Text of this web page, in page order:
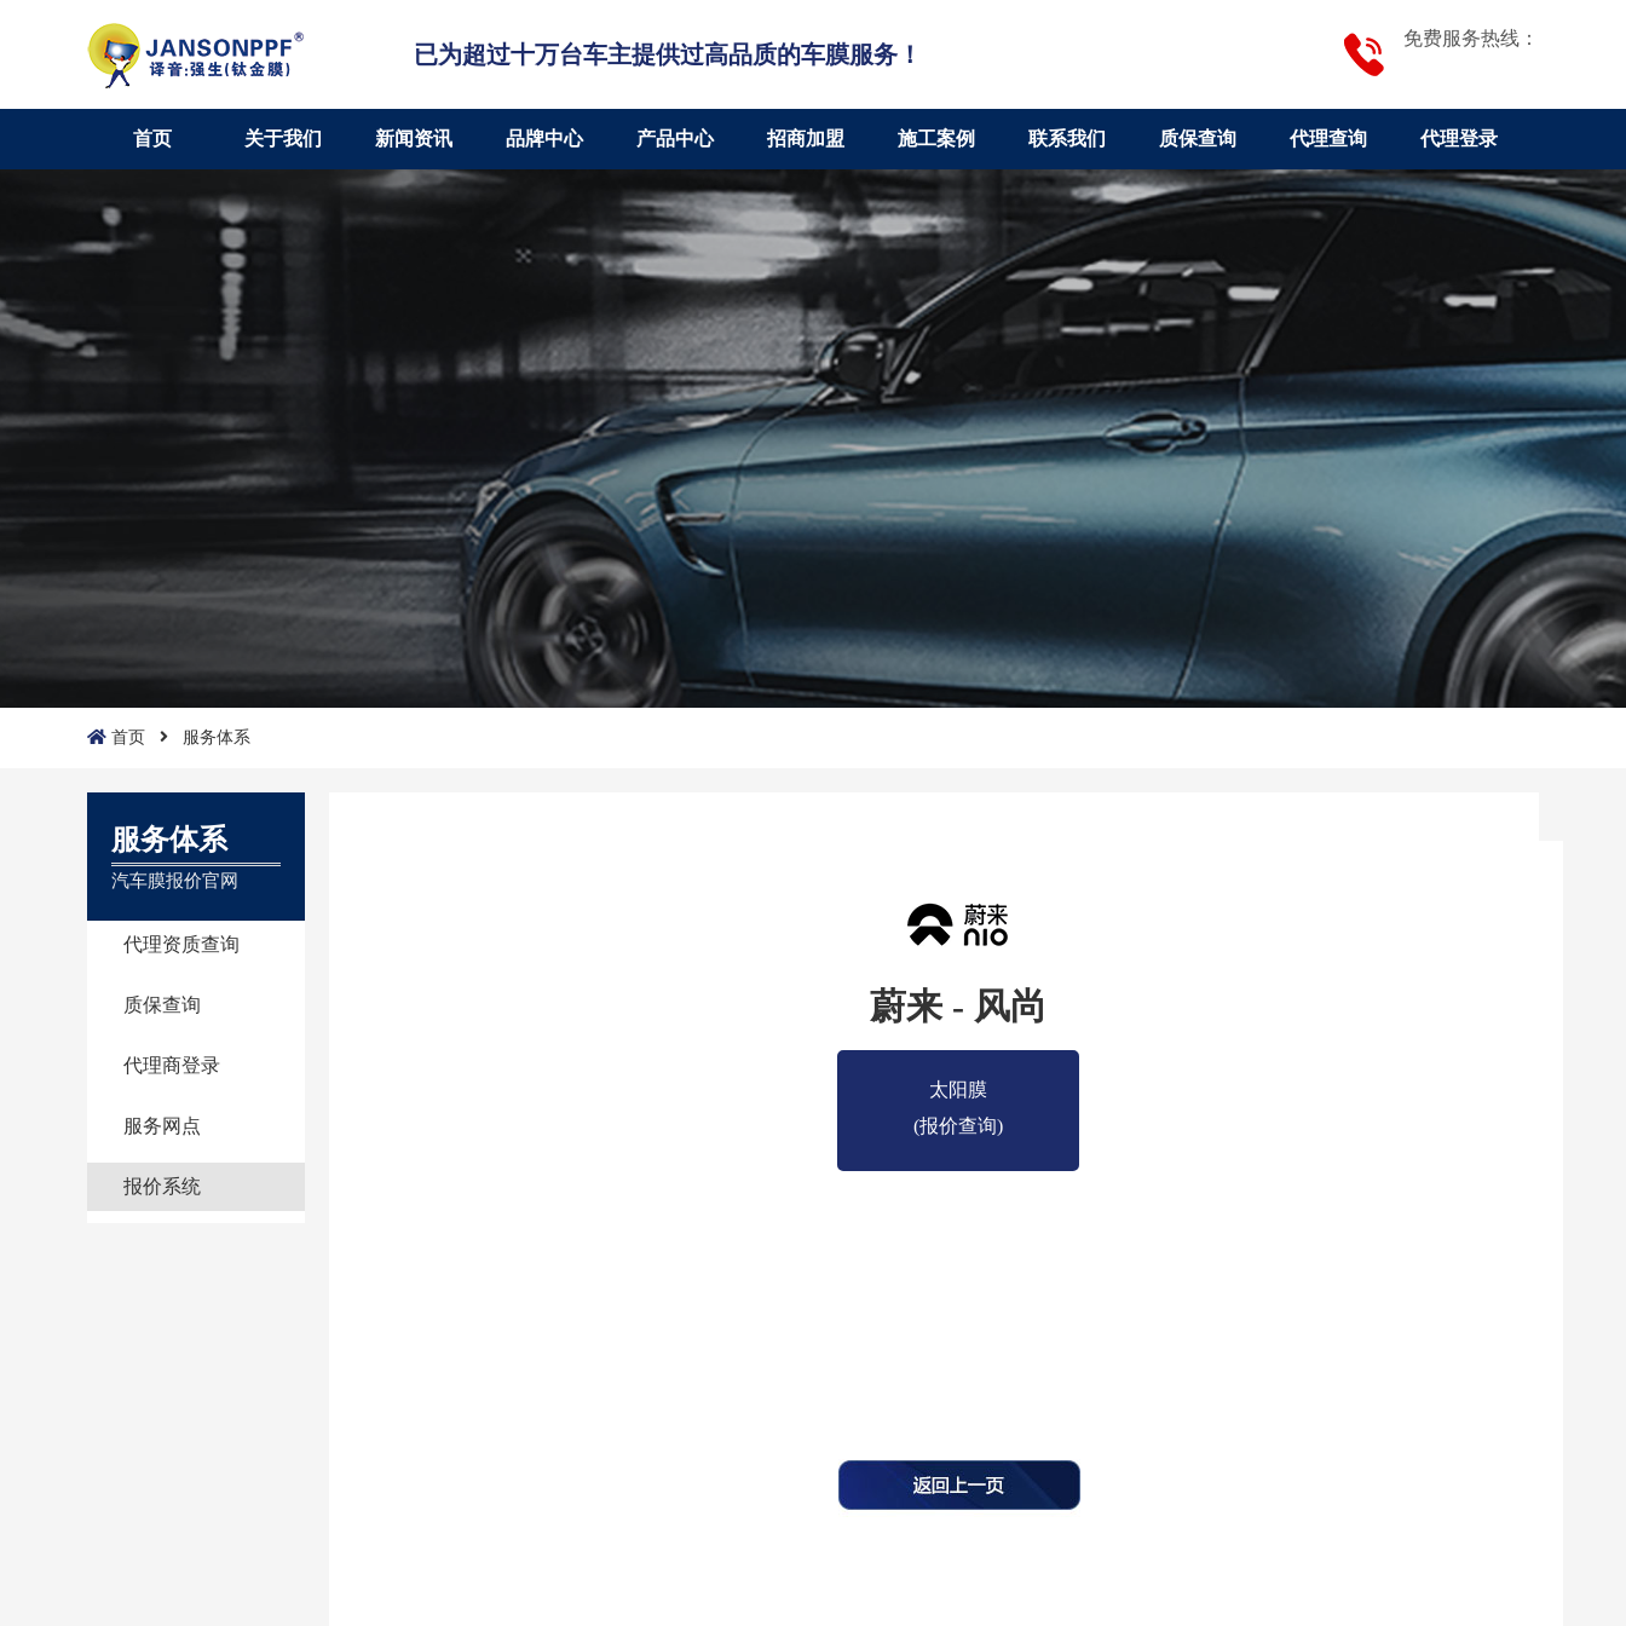
已为超过十万台车主提供过高品质的车膜服务！
免费服务热线：
首页 关于我们 新闻资讯 品牌中心 产品中心 招商加盟 施工案例 联系我们 质保查询 代理查询 代理登录
首页 服务体系
服务体系
汽车膜报价官网
代理资质查询
质保查询
代理商登录
服务网点
报价系统
蔚来 - 风尚
太阳膜
(报价查询)